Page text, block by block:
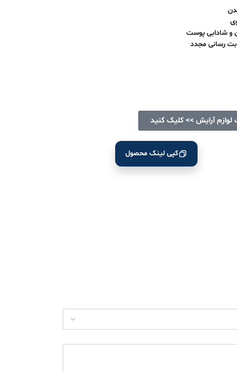
و شادابی پوست
رسانی مجدد
لوازم آرایش >> کلیک کنید
کپی لینک محصول